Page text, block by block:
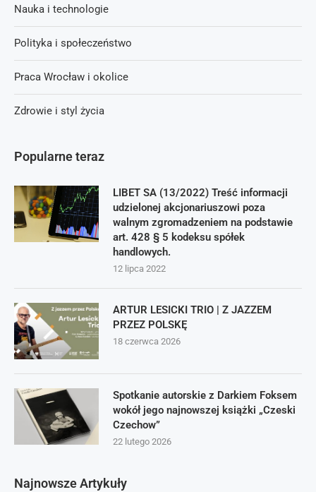
Popularne teraz
LIBET SA (13/2022) Treść informacji
udzielonej akcjonariuszowi poza
walnym zgromadzeniem na podstawie
art. 428 § 5 kodeksu spółek
handlowych.
12 lipca 2022
ARTUR LESICKI TRIO | Z JAZZEM
PRZEZ POLSKĘ
18 czerwca 2026
Spotkanie autorskie z Darkiem Foksem
wokół jego najnowszej książki „Czeski
Czechow”
22 lutego 2026
Najnowsze Artykuły
Nauka i technologie
Polityka i społeczeństwo
Praca Wrocław i okolice
Zdrowie i styl życia